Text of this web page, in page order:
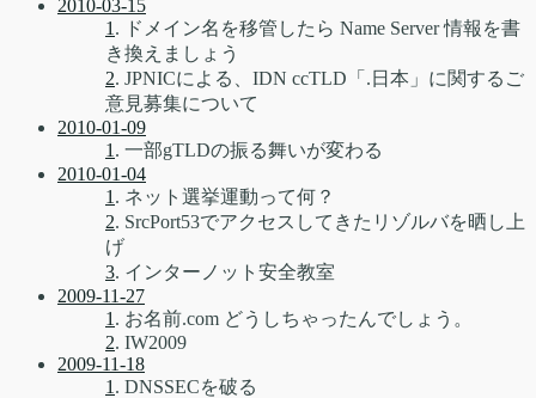
2010-03-15
1 . ドメイン名を移管したら Name Server 情報を書
き換えましょう
2. JPNICによる、IDN ccTLD「.日本」に関するご
意見募集について
2010-01-09
1 . 一部gTLDの振る舞いが変わる
2010-01-04
1 . ネット選挙運動って何？
2. SrcPort53でアクセスしてきたリゾルバを晒し上
げ
3. インターノット安全教室
2009-11-27
1 . お名前.com どうしちゃったんでしょう。
2. IW2009
2009-11-18
1 . DNSSECを破る